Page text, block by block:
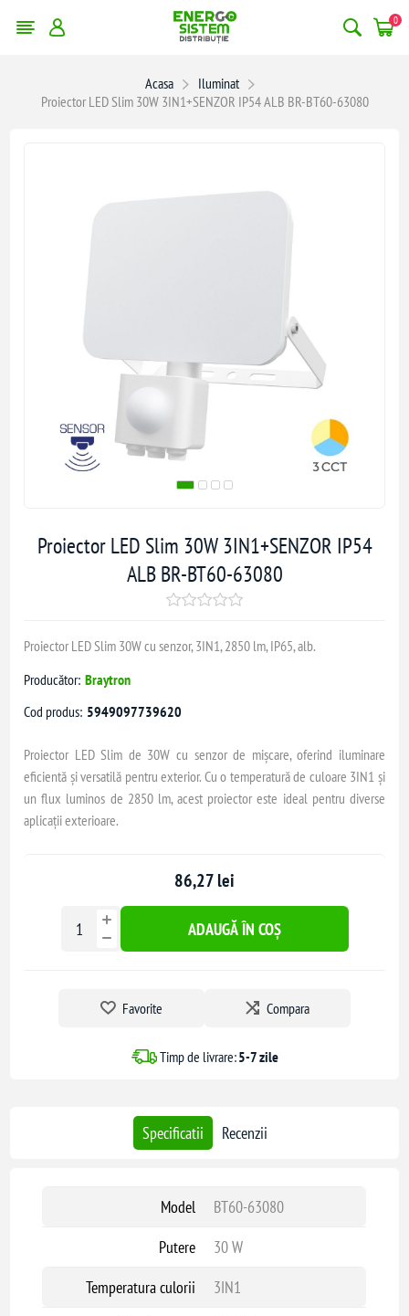
0
Acasa
Iluminat
Proiector LED Slim 30W 3IN1+SENZOR IP54 ALB BR-BT60-63080
Proiector LED Slim 30W 3IN1+SENZOR IP54
ALB BR-BT60-63080
Proiector LED Slim 30W cu senzor, 3IN1, 2850 lm, IP65, alb.
Producător: Braytron
Cod produs: 5949097739620
Proiector LED Slim de 30W cu senzor de mișcare, oferind iluminare
eficientă și versatilă pentru exterior. Cu o temperatură de culoare 3IN1 și
un flux luminos de 2850 lm, acest proiector este ideal pentru diverse
aplicații exterioare.
86,27 lei
ADAUGĂ ÎN COȘ
Favorite Compara
Timp de livrare:5-7 zile
Specificatii Recenzii
Model
BT60-63080
Putere
30 W
Temperatura culorii
3IN1